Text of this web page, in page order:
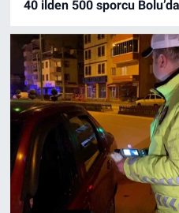
40 ilden 500 sporcu